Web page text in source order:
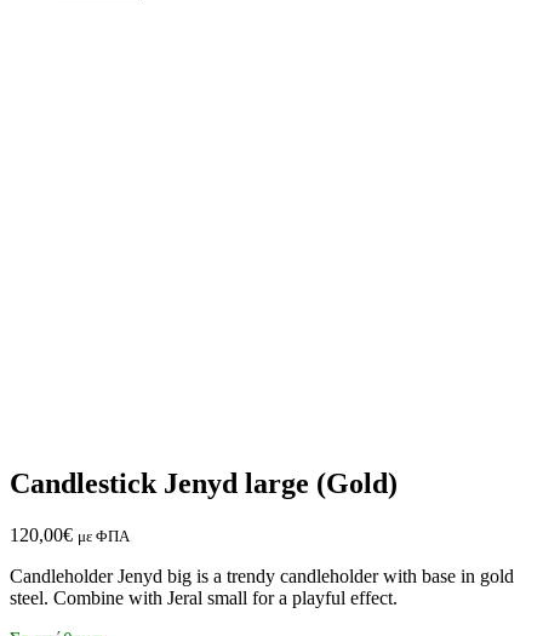
Candlestick Jenyd large (Gold)
120,00€ με ΦΠΑ
Candleholder Jenyd big is a trendy candleholder with base in gold
steel. Combine with Jeral small for a playful effect.